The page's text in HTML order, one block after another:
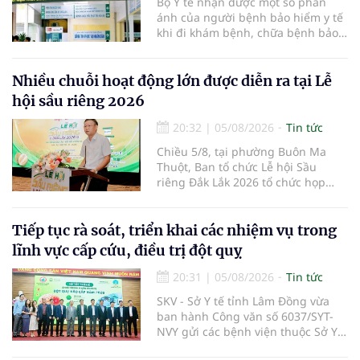
ánh của người bệnh bảo hiểm y tế
khi đi khám bệnh, chữa bệnh bảo
bệnh, chữa bệnh theo yêu cầu
nhưng vẫn phải nộp thêm các chi
phần cùng chi trả.
Nhiều chuỗi hoạt động lớn được diễn ra tại Lễ
hội sầu riêng 2026
20:32 | 05/08/2026
Tin tức
Chiều 5/8, tại phường Buôn Ma
Thuột, Ban tổ chức Lễ hội Sầu
riêng Đắk Lắk 2026 tổ chức họp
hội Sầu riêng Đắk Lắk năm 2026 có
chủ đề “Sầu riêng Đắk Lắk – Kết nối
vươn xa”, được tổ chức từ ngày
15/8/2026 đến ngày 02/9/2026 tại
phường Buôn Ma Thuột, xã Krông
Pắc, phường Tuy Hòa và một số xã
trồng sầu riêng trên địa bàn tỉnh.
Tiếp tục rà soát, triển khai các nhiệm vụ trong
lĩnh vực cấp cứu, điều trị đột quỵ
20:31 | 05/08/2026
Tin tức
SKV - Sở Y tế tỉnh Lâm Đồng vừa
ban hành Công văn số 6037/SYT-
NVY gửi các bệnh viện thuộc Sở Y